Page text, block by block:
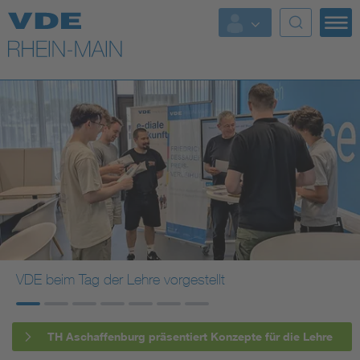
Top Themen
Fokusthemen
Energy
AI & Digital Trust
Health
Mobility
Weitere Themen
VDE beim Tag der Lehre vorgestellt
TH Aschaffenburg präsentiert Konzepte für die Lehre